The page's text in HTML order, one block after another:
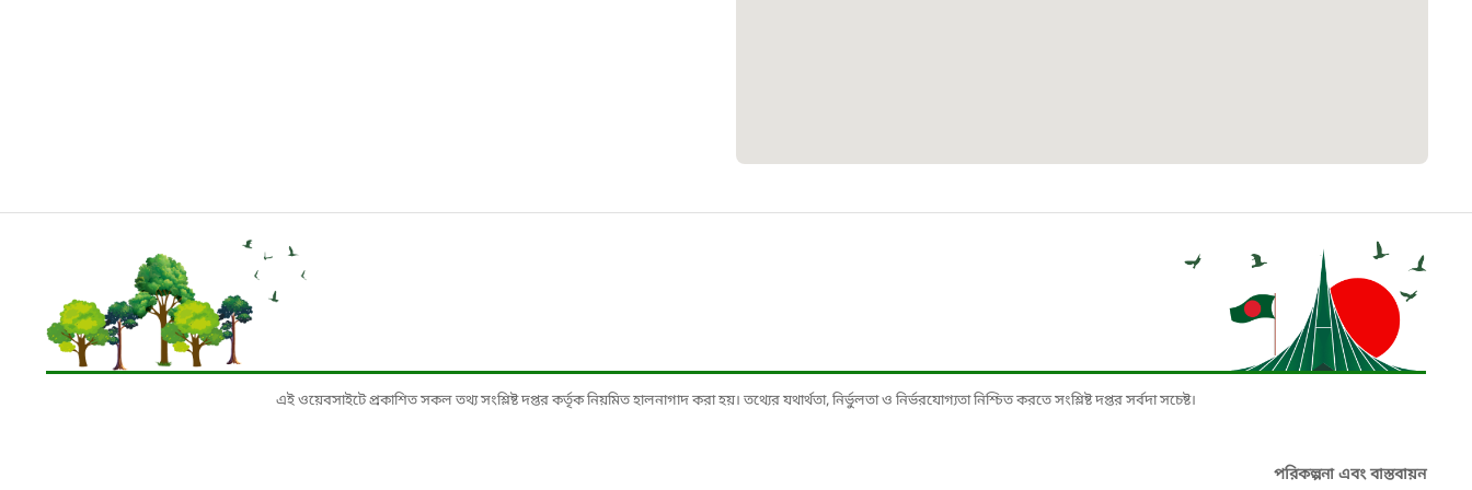
১৬১০৯
বাংলাদেশ কর্মচারী কল্যাণ বোর্ড হটলাইন
০১৯০৮৮৮৮৮৮৮
১৬১১৩
এই ওয়েবসাইটে প্রকাশিত সকল তথ্য সংশ্লিষ্ট দপ্তর কর্তৃক নিয়মিত হালনাগাদ করা হয়। তথ্যের যথার্থতা, নির্ভুলতা ও নির্ভরযোগ্যতা নিশ্চিত করতে সংশ্লিষ্ট দপ্তর সর্বদা সচেষ্ট।
পরিকল্পনা এবং বাস্তবায়ন